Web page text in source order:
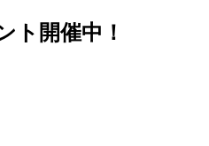
ト開催中！